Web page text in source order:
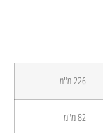
226 מ"מ
82 מ"מ